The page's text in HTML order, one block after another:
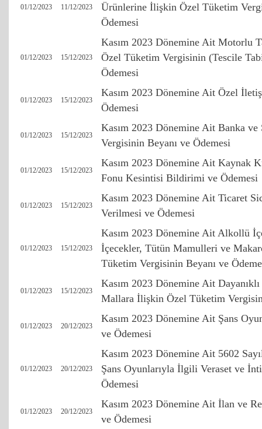
01/12/2023 11/12/2023
Ürünlerine İlişkin Özel Tüketim
Ödemesi
01/12/2023 15/12/2023
Kasım 2023 Dönemine Ait Motorlu
Özel Tüketim Vergisinin (Tescile
Ödemesi
01/12/2023 15/12/2023
Kasım 2023 Dönemine Ait Özel
Ödemesi
01/12/2023 15/12/2023
Kasım 2023 Dönemine Ait Banka
Vergisinin Beyanı ve Ödemesi
01/12/2023 15/12/2023
Kasım 2023 Dönemine Ait Kaynak
Fonu Kesintisi Bildirimi ve Ödemesi
01/12/2023 15/12/2023
Kasım 2023 Dönemine Ait Ticaret
Verilmesi ve Ödemesi
01/12/2023 15/12/2023
Kasım 2023 Dönemine Ait Alkollü
İçecekler, Tütün Mamulleri ve
Tüketim Vergisinin Beyanı ve
01/12/2023 15/12/2023
Kasım 2023 Dönemine Ait
Mallara İlişkin Özel Tüketim
01/12/2023 20/12/2023
Kasım 2023 Dönemine Ait Şans
ve Ödemesi
01/12/2023 20/12/2023
Kasım 2023 Dönemine Ait 5602
Şans Oyunlarıyla İlgili Veraset ve
Ödemesi
01/12/2023 20/12/2023
Kasım 2023 Dönemine Ait İlan ve
ve Ödemesi